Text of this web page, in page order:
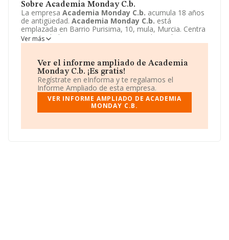
Sobre Academia Monday C.b.
La empresa Academia Monday C.b. acumula 18 años
de antigüedad. Academia Monday C.b. está
emplazada en Barrio Purisima, 10, mula, Murcia. Centra
su actividad CNAE como 8559 - Otra educación n.c.o.p..
La empresaAcademia Monday C.b.es Comunidad de
Ver más
Ver el informe ampliado de Academia
Monday C.b. ¡Es gratis!
Regístrate en eInforma y te regalamos el
Informe Ampliado de esta empresa.
VER INFORME AMPLIADO DE ACADEMIA
MONDAY C.B.